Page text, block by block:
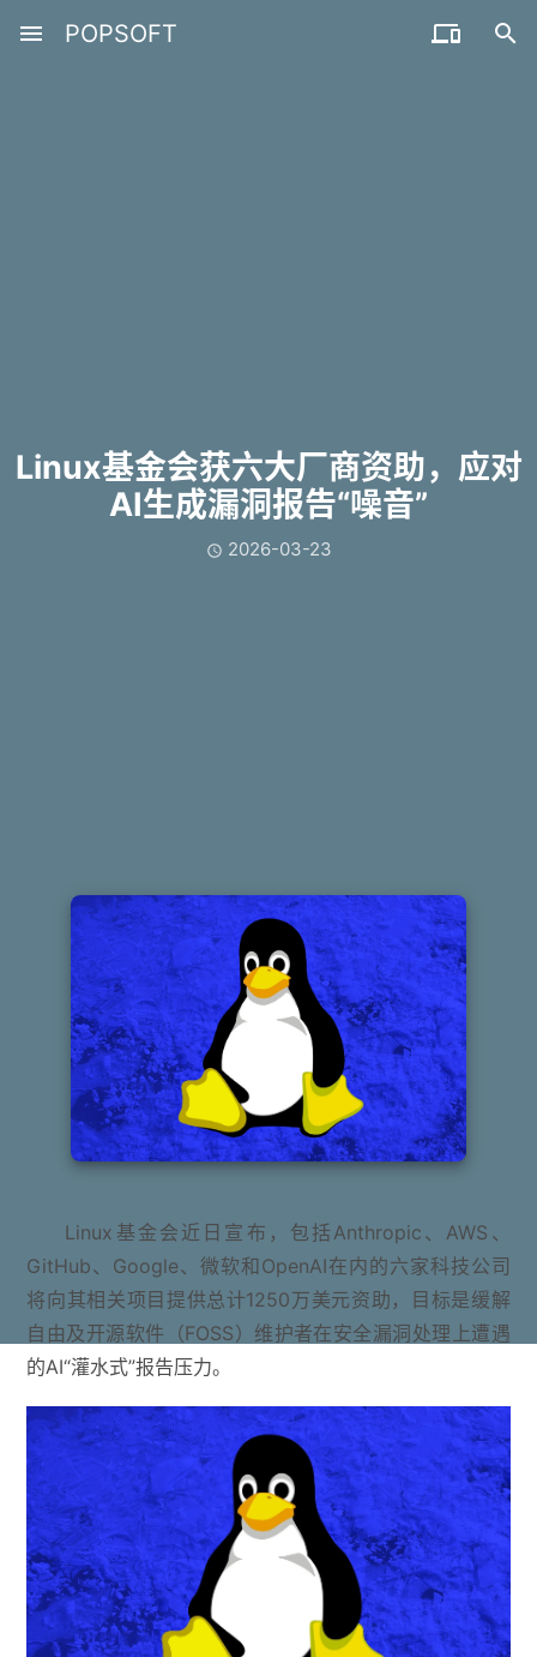
menu POPSOFT  
Linux基金会获六大厂商资助，应对
AI生成漏洞报告“噪音”
 2026-03-23
Linux基金会近日宣布，包括Anthropic、AWS、
GitHub、Google、微软和OpenAI在内的六家科技公司
将向其相关项目提供总计1250万美元资助，目标是缓解
自由及开源软件（FOSS）维护者在安全漏洞处理上遭遇
的AI“灌水式”报告压力。